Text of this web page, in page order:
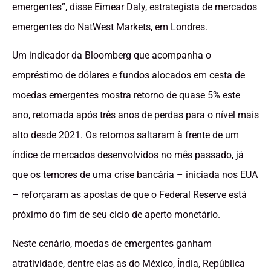
emergentes”, disse Eimear Daly, estrategista de mercados
emergentes do NatWest Markets, em Londres.
Um indicador da Bloomberg que acompanha o
empréstimo de dólares e fundos alocados em cesta de
moedas emergentes mostra retorno de quase 5% este
ano, retomada após três anos de perdas para o nível mais
alto desde 2021. Os retornos saltaram à frente de um
índice de mercados desenvolvidos no mês passado, já
que os temores de uma crise bancária – iniciada nos EUA
– reforçaram as apostas de que o Federal Reserve está
próximo do fim de seu ciclo de aperto monetário.
Neste cenário, moedas de emergentes ganham
atratividade, dentre elas as do México, Índia, República